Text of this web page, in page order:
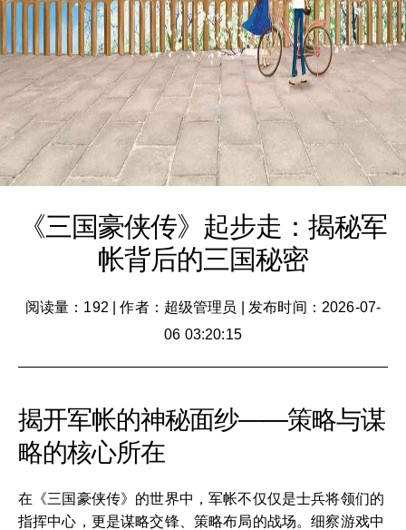
《三国豪侠传》起步走：揭秘军
帐背后的三国秘密
阅读量：192 |作者：超级管理员
发布时间：2026-07-
06 03:20:15
揭开军帐的神秘面纱——策略与谋
略的核心所在
在《三国豪侠传》的世界中，军帐不仅仅是士兵将领们的
指挥中心，更是谋略交锋、策略布局的战场。细察游戏中